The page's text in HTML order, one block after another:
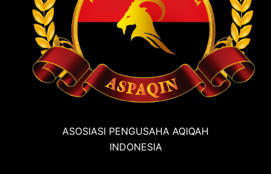
ASOSIASI PENGUSAHA AQIQAH
INDONESIA